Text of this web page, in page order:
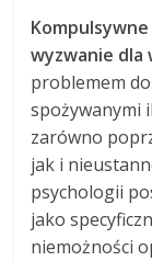
wyzwanie dla
problemem
spożywanymi
zarówno
jak i
psychologii
jako
niemożności